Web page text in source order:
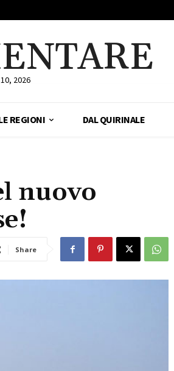
2026
REGIONI DAL QUIRINALE
nuovo
Share